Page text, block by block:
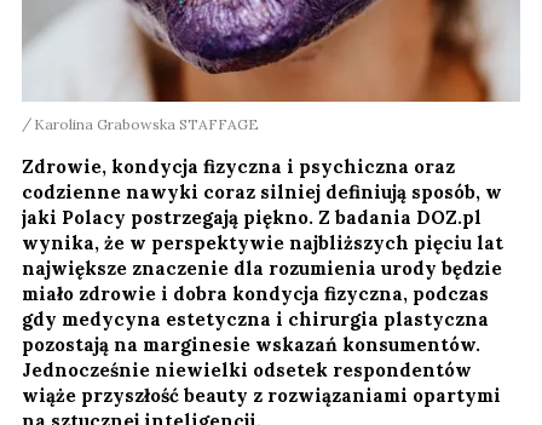
Karolina Grabowska STAFFAGE
Zdrowie, kondycja fizyczna i psychiczna oraz
codzienne nawyki coraz silniej definiują sposób, w
jaki Polacy postrzegają piękno. Z badania DOZ.pl
wynika, że w perspektywie najbliższych pięciu lat
największe znaczenie dla rozumienia urody będzie
miało zdrowie i dobra kondycja fizyczna, podczas
gdy medycyna estetyczna i chirurgia plastyczna
pozostają na marginesie wskazań konsumentów.
Jednocześnie niewielki odsetek respondentów
wiąże przyszłość beauty z rozwiązaniami opartymi
na sztucznej inteligencji.